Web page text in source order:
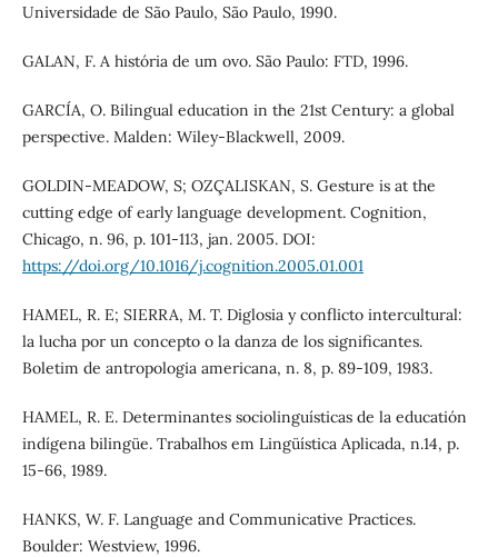
Universidade de São Paulo, São Paulo, 1990.
GALAN, F. A história de um ovo. São Paulo: FTD, 1996.
GARCÍA, O. Bilingual education in the 21st Century: a global
perspective. Malden: Wiley-Blackwell, 2009.
GOLDIN-MEADOW, S; OZÇALISKAN, S. Gesture is at the
cutting edge of early language development. Cognition,
Chicago, n. 96, p. 101-113, jan. 2005. DOI:
https://doi.org/10.1016/j.cognition.2005.01.001
HAMEL, R. E; SIERRA, M. T. Diglosia y conflicto intercultural:
la lucha por un concepto o la danza de los significantes.
Boletim de antropologia americana, n. 8, p. 89-109, 1983.
HAMEL, R. E. Determinantes sociolinguísticas de la educatión
indígena bilingüe. Trabalhos em Lingüística Aplicada, n.14, p.
15-66, 1989.
HANKS, W. F. Language and Communicative Practices.
Boulder: Westview, 1996.